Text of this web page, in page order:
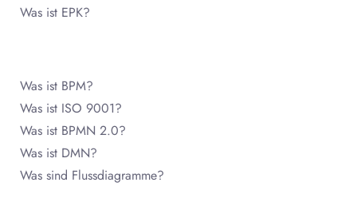
Was ist EPK?
Was ist BPM?
Was ist ISO 9001?
Was ist BPMN 2.0?
Was ist DMN?
Was sind Flussdiagramme?